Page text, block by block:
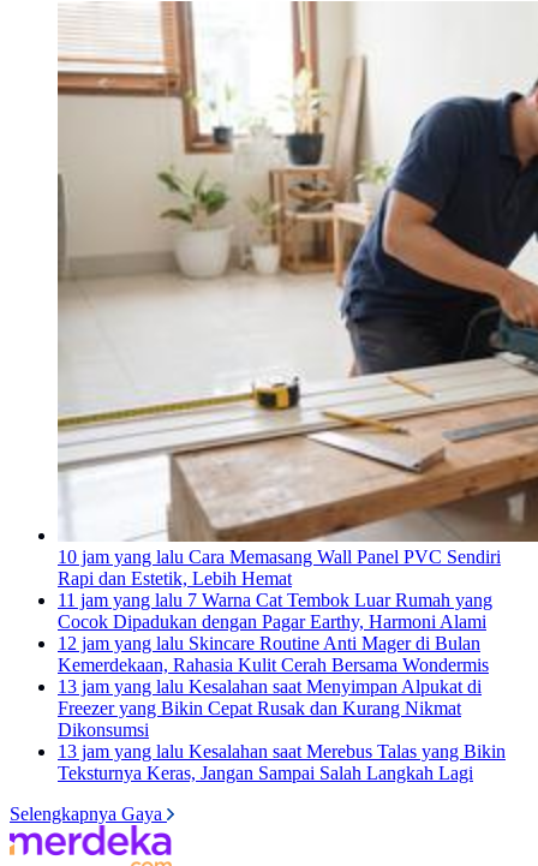
10 jam yang lalu Cara Memasang Wall Panel PVC Sendiri
Rapi dan Estetik, Lebih Hemat
11 jam yang lalu 7 Warna Cat Tembok Luar Rumah yang
Cocok Dipadukan dengan Pagar Earthy, Harmoni Alami
12 jam yang lalu Skincare Routine Anti Mager di Bulan
Kemerdekaan, Rahasia Kulit Cerah Bersama Wondermis
13 jam yang lalu Kesalahan saat Menyimpan Alpukat di
Freezer yang Bikin Cepat Rusak dan Kurang Nikmat
Dikonsumsi
13 jam yang lalu Kesalahan saat Merebus Talas yang Bikin
Teksturnya Keras, Jangan Sampai Salah Langkah Lagi
Selengkapnya Gaya